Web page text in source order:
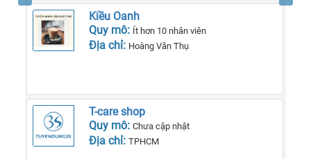
Kiều Oanh
Quy mô: Ít hơn 10 nhân viên
Địa chỉ: Hoàng Văn Thụ
T-care shop
Quy mô:Chưa cập nhật
Địa chỉ:TPHCM